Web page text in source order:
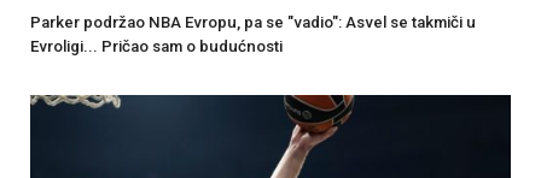
Parker podržao NBA Evropu, pa se "vadio": Asvel se takmiči u
Evroligi... Pričao sam o budućnosti